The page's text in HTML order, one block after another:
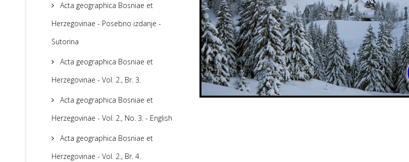
Acta geographica Bosniae et
Herzegovinae - Posebno izdanje -
Sutorina
Acta geographica Bosniae et
Herzegovinae - Vol. 2., Br. 3.
Acta geographica Bosniae et
Herzegovinae - Vol. 2., No. 3. - English
Acta geographica Bosniae et
Herzegovinae - Vol. 2., Br. 4.